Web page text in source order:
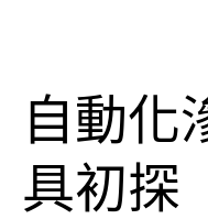
自動化
具初探